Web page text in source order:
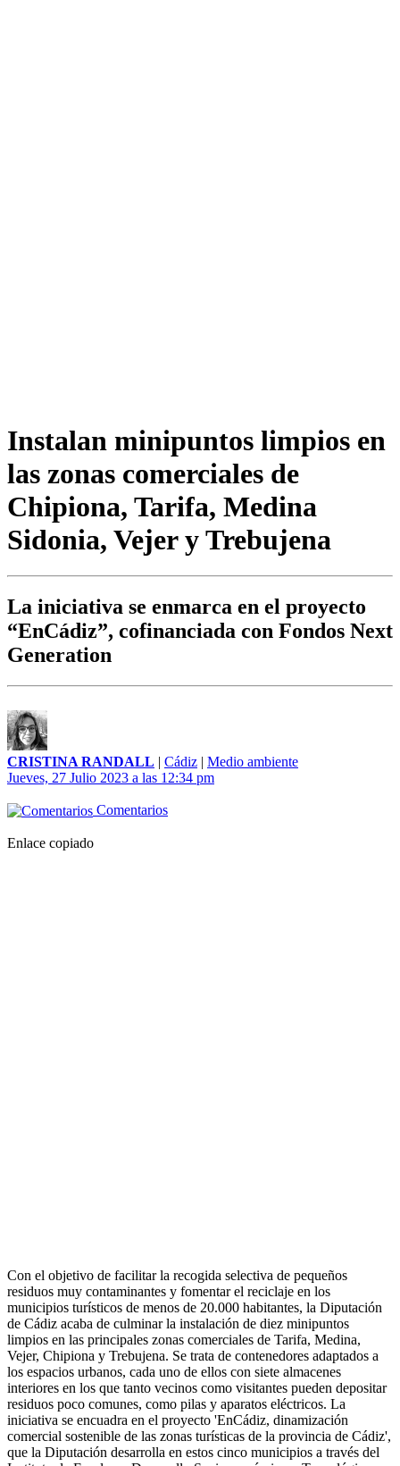
Instalan minipuntos limpios en
las zonas comerciales de
Chipiona, Tarifa, Medina
Sidonia, Vejer y Trebujena
La iniciativa se enmarca en el proyecto
“EnCádiz”, cofinanciada con Fondos Next
Generation
CRISTINA RANDALL | Cádiz | Medio ambiente
Jueves, 27 Julio 2023 a las 12:34 pm
Comentarios
Enlace copiado
Con el objetivo de facilitar la recogida selectiva de pequeños
residuos muy contaminantes y fomentar el reciclaje en los
municipios turísticos de menos de 20.000 habitantes, la Diputación
de Cádiz acaba de culminar la instalación de diez minipuntos
limpios en las principales zonas comerciales de Tarifa, Medina,
Vejer, Chipiona y Trebujena. Se trata de contenedores adaptados a
los espacios urbanos, cada uno de ellos con siete almacenes
interiores en los que tanto vecinos como visitantes pueden depositar
residuos poco comunes, como pilas y aparatos eléctricos. La
iniciativa se encuadra en el proyecto 'EnCádiz, dinamización
comercial sostenible de las zonas turísticas de la provincia de Cádiz',
que la Diputación desarrolla en estos cinco municipios a través del